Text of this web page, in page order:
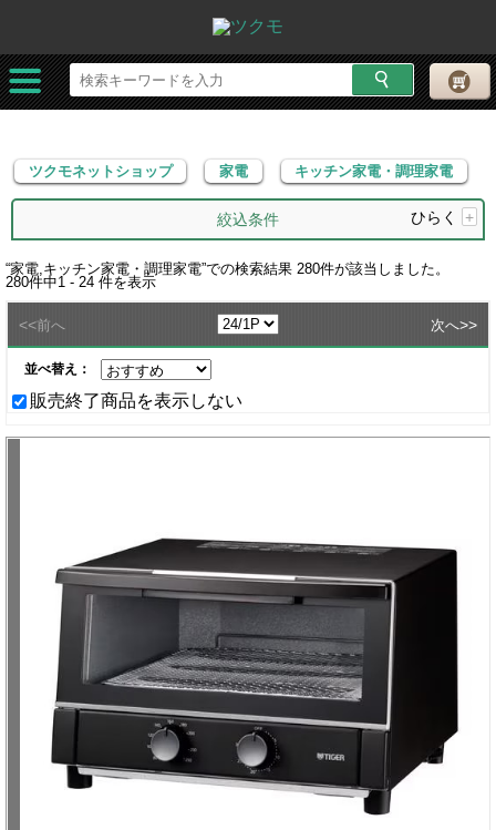
ツクモネットショップ 家電 キッチン家電・調理家電
ツクモネットショップ 家電 キッチン家電・調理家電
絞込条件 ひらく +
“家電,キッチン家電・調理家電”での検索結果 280件が該当しました。
280件中1 - 24 件を表示
<<前へ 次へ>>
並べ替え：
販売終了商品を表示しない